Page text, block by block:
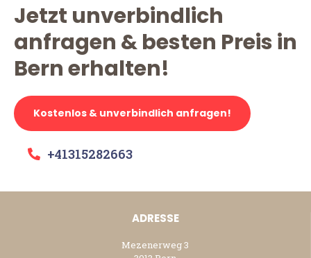
Jetzt unverbindlich
anfragen & besten Preis in
Bern erhalten!
Kostenlos & unverbindlich anfragen!
+41315282663
ADRESSE
Mezenerweg 3